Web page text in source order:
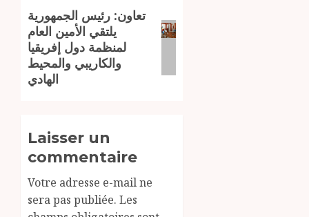
Article
suivant:
تعاون: رئيس الجمهورية
يلتقي الأمين العام
لمنظمة دول إفريقيا
والكاريبي والمحيط
الهادي
Laisser un
commentaire
Votre adresse e-mail ne
sera pas publiée. Les